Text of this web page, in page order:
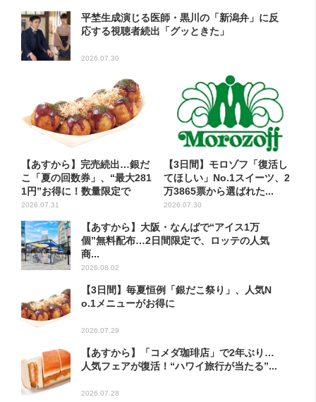
平埜生成演じる医師・黒川の「新潟弁」に反
応する視聴者続出「グッときた」
2026.07.30
【あすから】完売続出…銀だ
こ「夏の回数券」、“最大281
1円”お得に！数量限定で
2026.07.31
【3日間】モロゾフ「復活し
てほしい」No.1スイーツ、2
万3865票から選ばれた...
2026.07.30
【あすから】大阪・なんばで“アイス1万
個”無料配布…2日間限定で、ロッテの人気
商...
2026.08.02
【3日間】毎夏恒例「銀だこ祭り」、人気N
o.1メニューがお得に
2026.07.29
【あすから】「コメダ珈琲店」で2年ぶり…
人気フェアが復活！“ハワイ旅行が当たる”...
2026.07.28